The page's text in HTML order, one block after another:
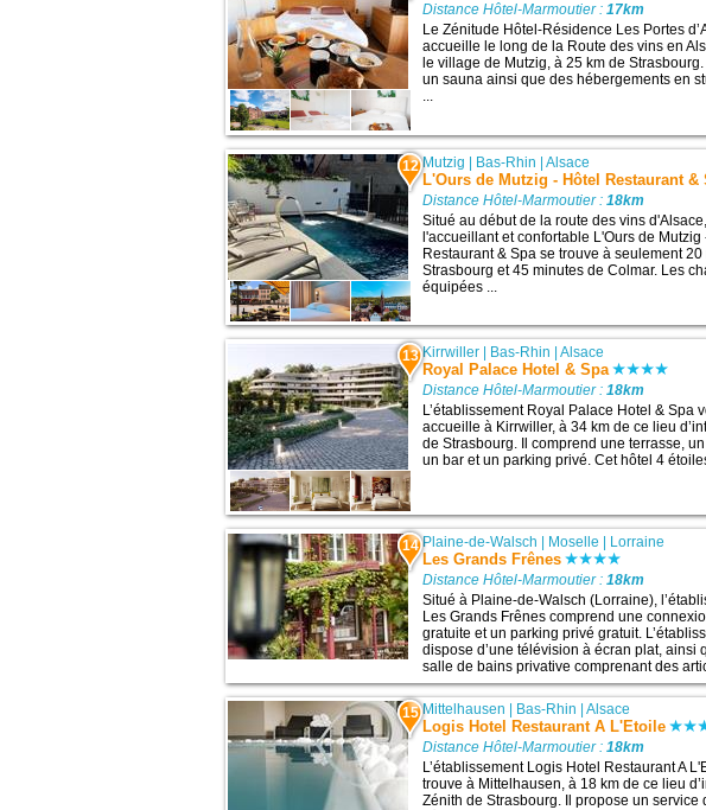
Distance Hôtel-Marmoutier :17km
Le Zénitude Hôtel-Résidence Les Portes
accueille le long de la Route des vins en
le village de Mutzig, à 25 km de
un sauna ainsi que des hébergements en
...
12 Mutzig | Bas-Rhin |Alsace
L'Ours de Mutzig - Hôtel Restaurant &
Distance Hôtel-Marmoutier :18km
Situé au début de la route des vins d'Alsace,
l'accueillant et confortable L'Ours de Mutzig
Restaurant & Spa se trouve à seulement 20
Strasbourg et 45 minutes de Colmar. Les
équipées ...
13 Kirrwiller | Bas-Rhin |Alsace
Royal Palace Hotel & Spa
Distance Hôtel-Marmoutier :18km
L’établissement Royal Palace Hotel & Spa
accueille à Kirrwiller, à 34 km de ce lieu
de Strasbourg. Il comprend une terrasse,
un bar et un parking privé. Cet hôtel 4
14 Plaine-de-Walsch Moselle Lorraine
Les Grands Frênes
Distance Hôtel-Marmoutier :18km
Situé à Plaine-de-Walsch (Lorraine),
Les Grands Frênes comprend une
gratuite et un parking privé gratuit.
dispose d’une télévision à écran plat, ainsi
salle de bains privative comprenant des
15 Mittelhausen Bas-Rhin |Alsace
Logis Hotel Restaurant A L'Etoile
Distance Hôtel-Marmoutier :18km
L’établissement Logis Hotel Restaurant A
trouve à Mittelhausen, à 18 km de ce lieu
Zénith de Strasbourg. Il propose un service